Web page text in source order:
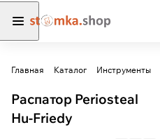
Главная Каталог Инструменты
Распатор Periosteal
Hu-Friedy